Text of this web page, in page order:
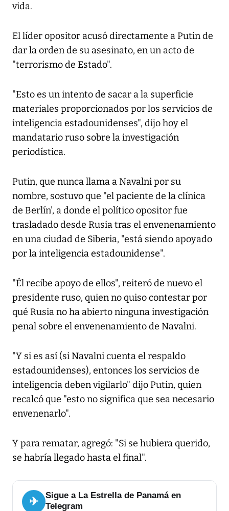
vida.
El líder opositor acusó directamente a Putin de
dar la orden de su asesinato, en un acto de
"terrorismo de Estado".
"Esto es un intento de sacar a la superficie
materiales proporcionados por los servicios de
inteligencia estadounidenses", dijo hoy el
mandatario ruso sobre la investigación
periodística.
Putin, que nunca llama a Navalni por su
nombre, sostuvo que "el paciente de la clínica
de Berlín', a donde el político opositor fue
trasladado desde Rusia tras el envenenamiento
en una ciudad de Siberia, "está siendo apoyado
por la inteligencia estadounidense".
"Él recibe apoyo de ellos", reiteró de nuevo el
presidente ruso, quien no quiso contestar por
qué Rusia no ha abierto ninguna investigación
penal sobre el envenenamiento de Navalni.
"Y si es así (si Navalni cuenta el respaldo
estadounidenses), entonces los servicios de
inteligencia deben vigilarlo" dijo Putin, quien
recalcó que "esto no significa que sea necesario
envenenarlo".
Y para rematar, agregó: "Si se hubiera querido,
se habría llegado hasta el final".
✈
Sigue a La Estrella de Panamá en
Telegram